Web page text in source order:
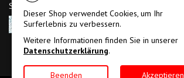
Dieser Shop verwendet Cookies, um Ihr
Surferlebnis zu verbessern.
Weitere Informationen finden Sie in unserer
Datenschutzerklärung.
Beenden Akzeptieren
Sicherheitscode eingeben